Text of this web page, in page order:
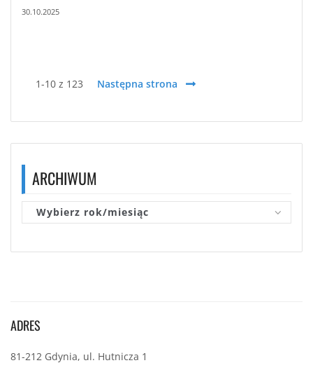
30.10.2025
1-10 z 123 Następna strona
ARCHIWUM
Wybierz rok/miesiąc
ADRES
81-212 Gdynia, ul. Hutnicza 1